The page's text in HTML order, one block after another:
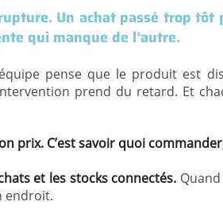
Un achat passé trop
qui manque de l’autre.
pense que le produit est
prend du retard. Et
prix. C’est savoir quoi
et les stocks connectés.
endroit.